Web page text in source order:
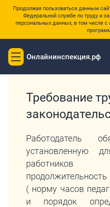
Продолжая пользоваться данным
Федеральной службе по труду и
персональных данных, в том числе с
Toggle
navigation
Онлайнинспекция.рф
Главная
Требование
Работодатель
установленную
работников
( норму часов
и порядок